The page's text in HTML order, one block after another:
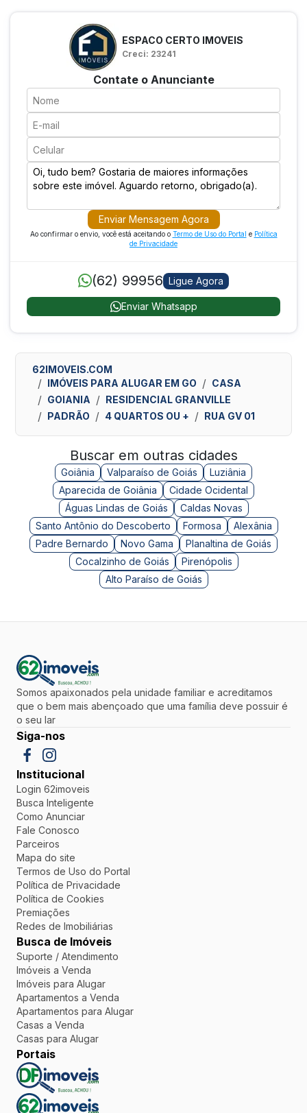
ESPACO CERTO IMOVEIS
Creci: 23241
Contate o Anunciante
Enviar Mensagem Agora
Ao confirmar o envio, você está aceitando o Termo de Uso do Portal e Política
de Privacidade
(62) 99956 Ligue Agora
Enviar Whatsapp
62IMOVEIS.COM
IMÓVEIS PARA ALUGAR EM GO
CASA
GOIANIA
RESIDENCIAL GRANVILLE
PADRÃO
4 QUARTOS OU + RUA GV 01
Buscar em outras cidades
Goiânia Valparaíso de Goiás
Luziânia
Aparecida de Goiânia
Cidade Ocidental
Águas Lindas de Goiás
Caldas Novas
Santo Antônio do Descoberto
Formosa
Alexânia
Padre Bernardo
Novo Gama
Planaltina de Goiás
Cocalzinho de Goiás
Pirenópolis
Alto Paraíso de Goiás
Somos apaixonados pela unidade familiar e acreditamos
que o bem mais abençoado que uma família deve possuir é
o seu lar
Siga-nos
Institucional
Login 62imoveis
Busca Inteligente
Como Anunciar
Fale Conosco
Parceiros
Mapa do site
Termos de Uso do Portal
Política de Privacidade
Política de Cookies
Premiações
Redes de Imobiliárias
Busca de Imóveis
Suporte / Atendimento
Imóveis a Venda
Imóveis para Alugar
Apartamentos a Venda
Apartamentos para Alugar
Casas a Venda
Casas para Alugar
Portais